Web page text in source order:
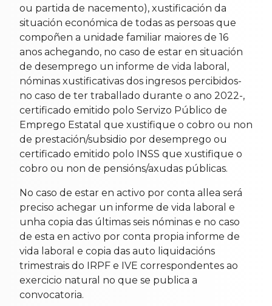
ou partida de nacemento), xustificación da
situación económica de todas as persoas que
compoñen a unidade familiar maiores de 16
anos achegando, no caso de estar en situación
de desemprego un informe de vida laboral,
nóminas xustificativas dos ingresos percibidos-
no caso de ter traballado durante o ano 2022-,
certificado emitido polo Servizo Público de
Emprego Estatal que xustifique o cobro ou non
de prestación/subsidio por desemprego ou
certificado emitido polo INSS que xustifique o
cobro ou non de pensións/axudas públicas.
No caso de estar en activo por conta allea será
preciso achegar un informe de vida laboral e
unha copia das últimas seis nóminas e no caso
de esta en activo por conta propia informe de
vida laboral e copia das auto liquidacións
trimestrais do IRPF e IVE correspondentes ao
exercicio natural no que se publica a
convocatoria.